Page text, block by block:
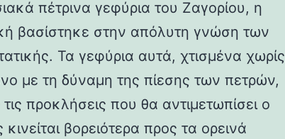
πέτρινα γεφύρια του Ζαγορίου, η
βασίστηκε στην απόλυτη γνώση των
Τα γεφύρια αυτά, χτισμένα χωρίς
με τη δύναμη της πίεσης των πετρών,
προκλήσεις που θα αντιμετωπίσει ο
βορειότερα προς τα ορεινά